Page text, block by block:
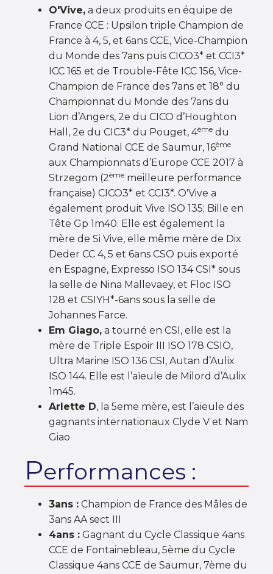
O'Vive, a deux produits en équipe de
France CCE : Upsilon triple Champion de
France à 4, 5, et 6ans CCE, Vice-Champion
du Monde des 7ans puis CICO3* et CCI3*
ICC 165 et de Trouble-Fête ICC 156, Vice-
Champion de France des 7ans et 18° du
Championnat du Monde des 7ans du
Lion d’Angers, 2e du CICO d’Houghton
Hall, 2e du CIC3* du Pouget, 4ème du
Grand National CCE de Saumur, 16ème
aux Championnats d’Europe CCE 2017 à
Strzegom (2ème meilleure performance
française) CICO3* et CCI3*. O'Vive a
également produit Vive ISO 135; Bille en
Tête Gp 1m40. Elle est également la
mère de Si Vive, elle même mère de Dix
Deder CC 4, 5 et 6ans CSO puis exporté
en Espagne, Expresso ISO 134 CSI* sous
la selle de Nina Mallevaey, et Floc ISO
128 et CSIYH*-6ans sous la selle de
Johannes Farce.
Em Giago, a tourné en CSI, elle est la
mère de Triple Espoir III ISO 178 CSIO,
Ultra Marine ISO 136 CSI, Autan d’Aulix
ISO 144. Elle est l’aïeule de Milord d’Aulix
1m45.
Arlette D, la 5eme mère, est l’aïeule des
gagnants internationaux Clyde V et Nam
Giao
Performances :
3ans : Champion de France des Mâles de
3ans AA sect III
4ans : Gagnant du Cycle Classique 4ans
CCE de Fontainebleau, 5ème du Cycle
Classique 4ans CCE de Saumur, 7ème du